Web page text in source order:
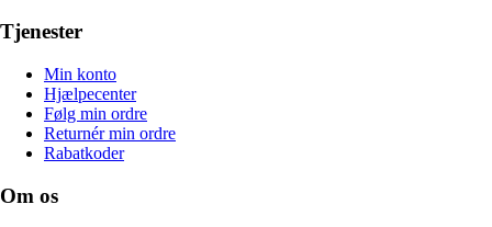
Tjenester
Min konto
Hjælpecenter
Følg min ordre
Returnér min ordre
Rabatkoder
Om os